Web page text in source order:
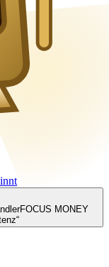
FOCUS MONEY